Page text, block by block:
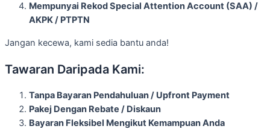
Mempunyai Rekod Special Attention Account (SAA) /
AKPK / PTPTN
Jangan kecewa, kami sedia bantu anda!
Tawaran Daripada Kami:
Tanpa Bayaran Pendahuluan / Upfront Payment
Pakej Dengan Rebate / Diskaun
Bayaran Fleksibel Mengikut Kemampuan Anda